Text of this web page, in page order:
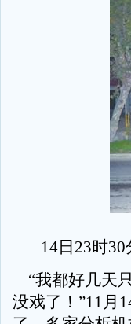
14日23时
“我都好几天
没戏了！”11月